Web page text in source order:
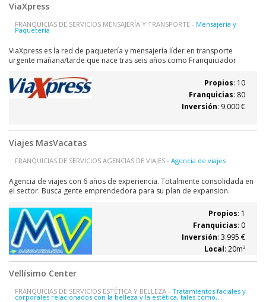
ViaXpress
FRANQUICIAS DE SERVICIOS MENSAJERÍA Y TRANSPORTE - Mensajería y
Paquetería
ViaXpress es la red de paquetería y mensajería líder en transporte
urgente mañana/tarde que nace tras seis años como Franquiciador
siguiendo con el crecimiento y desarrollo de rutas que le ha
caracterizado desde sus inicios....
Propios: 10
Franquicias: 80
Inversión: 9.000 €
Viajes MasVacatas
FRANQUICIAS DE SERVICIOS AGENCIAS DE VIAJES - Agencia de viajes
Agencia de viajes con 6 años de experiencia. Totalmente consolidada en
el sector. Busca gente emprendedora para su plan de expansion.
Propios: 1
Franquicias: 0
Inversión: 3.995 €
Local: 20m²
Vellísimo Center
FRANQUICIAS DE SERVICIOS ESTÉTICA Y BELLEZA - Tratamientos faciales y
corporales relacionados con la belleza y la estética, tales como,...